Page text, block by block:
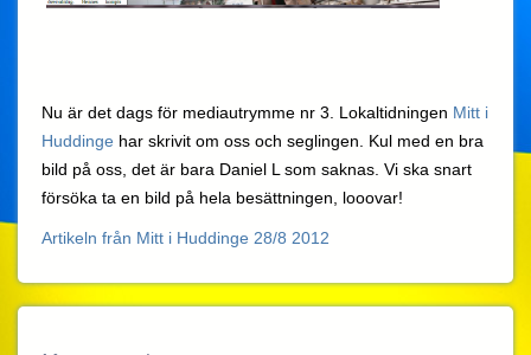
Nu är det dags för mediautrymme nr 3. Lokaltidningen Mitt i
Huddinge har skrivit om oss och seglingen. Kul med en bra
bild på oss, det är bara Daniel L som saknas. Vi ska snart
försöka ta en bild på hela besättningen, looovar!
Artikeln från Mitt i Huddinge 28/8 2012